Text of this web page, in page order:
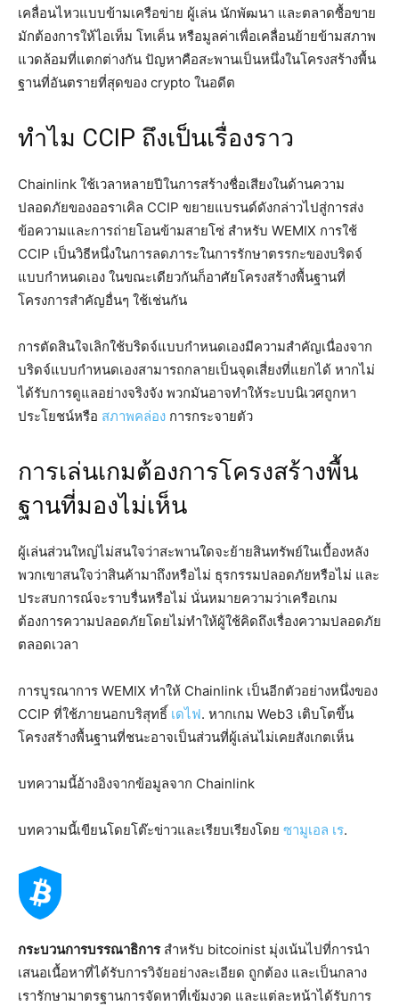
เคลื่อนไหวแบบข้ามเครือข่าย ผู้เล่น นักพัฒนา และตลาดซื้อขาย
มักต้องการให้ไอเท็ม โทเค็น หรือมูลค่าเพื่อเคลื่อนย้ายข้ามสภาพ
แวดล้อมที่แตกต่างกัน ปัญหาคือสะพานเป็นหนึ่งในโครงสร้างพื้น
ฐานที่อันตรายที่สุดของ crypto ในอดีต
ทำไม CCIP ถึงเป็นเรื่องราว
Chainlink ใช้เวลาหลายปีในการสร้างชื่อเสียงในด้านความ
ปลอดภัยของออราเคิล CCIP ขยายแบรนด์ดังกล่าวไปสู่การส่ง
ข้อความและการถ่ายโอนข้ามสายโซ่ สำหรับ WEMIX การใช้
CCIP เป็นวิธีหนึ่งในการลดภาระในการรักษาตรรกะของบริดจ์
แบบกำหนดเอง ในขณะเดียวกันก็อาศัยโครงสร้างพื้นฐานที่
โครงการสำคัญอื่นๆ ใช้เช่นกัน
การตัดสินใจเลิกใช้บริดจ์แบบกำหนดเองมีความสำคัญเนื่องจาก
บริดจ์แบบกำหนดเองสามารถกลายเป็นจุดเสี่ยงที่แยกได้ หากไม่
ได้รับการดูแลอย่างจริงจัง พวกมันอาจทำให้ระบบนิเวศถูกหา
ประโยชน์หรือ สภาพคล่อง การกระจายตัว
การเล่นเกมต้องการโครงสร้างพื้น
ฐานที่มองไม่เห็น
ผู้เล่นส่วนใหญ่ไม่สนใจว่าสะพานใดจะย้ายสินทรัพย์ในเบื้องหลัง
พวกเขาสนใจว่าสินค้ามาถึงหรือไม่ ธุรกรรมปลอดภัยหรือไม่ และ
ประสบการณ์จะราบรื่นหรือไม่ นั่นหมายความว่าเครือเกม
ต้องการความปลอดภัยโดยไม่ทำให้ผู้ใช้คิดถึงเรื่องความปลอดภัย
ตลอดเวลา
การบูรณาการ WEMIX ทำให้ Chainlink เป็นอีกตัวอย่างหนึ่งของ
CCIP ที่ใช้ภายนอกบริสุทธิ์ เดไฟ. หากเกม Web3 เติบโตขึ้น
โครงสร้างพื้นฐานที่ชนะอาจเป็นส่วนที่ผู้เล่นไม่เคยสังเกตเห็น
บทความนี้อ้างอิงจากข้อมูลจาก Chainlink
บทความนี้เขียนโดยโต๊ะข่าวและเรียบเรียงโดย ซามูเอล เร.
กระบวนการบรรณาธิการสำหรับ bitcoinist มุ่งเน้นไปที่การนำ
เสนอเนื้อหาที่ได้รับการวิจัยอย่างละเอียด ถูกต้อง และเป็นกลาง
เรารักษามาตรฐานการจัดหาที่เข้มงวด และแต่ละหน้าได้รับการ